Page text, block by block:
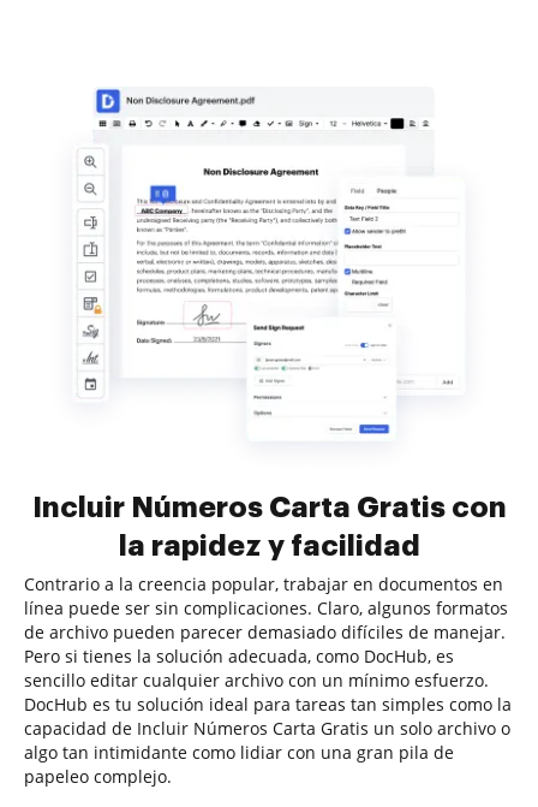
Incluir Números Carta Gratis con
la rapidez y facilidad
Contrario a la creencia popular, trabajar en documentos en
línea puede ser sin complicaciones. Claro, algunos formatos
de archivo pueden parecer demasiado difíciles de manejar.
Pero si tienes la solución adecuada, como DocHub, es
sencillo editar cualquier archivo con un mínimo esfuerzo.
DocHub es tu solución ideal para tareas tan simples como la
capacidad de Incluir Números Carta Gratis un solo archivo o
algo tan intimidante como lidiar con una gran pila de
papeleo complejo.